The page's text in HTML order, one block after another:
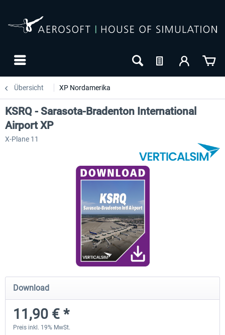
Übersicht XP Nordamerika
FunnerFlight - KSAN, KNZY & Naval
Base San...
KSRQ - Sarasota-Bradenton International
Airport XP
X-Plane 11
Download
11,90 € *
Preis inkl. 19% MwSt.